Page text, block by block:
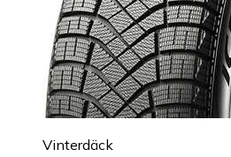
Vinterdäck